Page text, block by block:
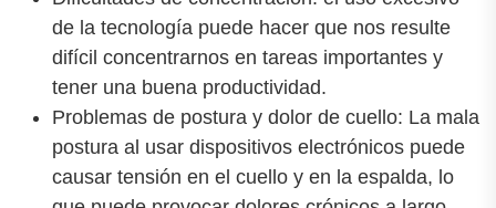
de la tecnología puede hacer que nos resulte
difícil concentrarnos en tareas importantes y
tener una buena productividad.
Problemas de postura y dolor de cuello: La mala
postura al usar dispositivos electrónicos puede
causar tensión en el cuello y en la espalda, lo